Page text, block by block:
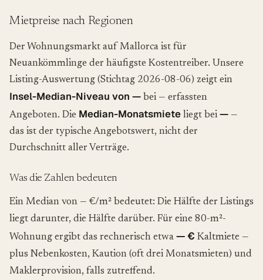
Mietpreise nach Regionen
Der Wohnungsmarkt auf Mallorca ist für
Neuankömmlinge der häufigste Kostentreiber. Unsere
Listing-Auswertung (Stichtag 2026-08-06) zeigt ein
Insel-Median-Niveau von — bei — erfassten
Angeboten. Die Median-Monatsmiete liegt bei — —
das ist der typische Angebotswert, nicht der
Durchschnitt aller Verträge.
Was die Zahlen bedeuten
Ein Median von — €/m² bedeutet: Die Hälfte der Listings
liegt darunter, die Hälfte darüber. Für eine 80-m²-
Wohnung ergibt das rechnerisch etwa — € Kaltmiete —
plus Nebenkosten, Kaution (oft drei Monatsmieten) und
Maklerprovision, falls zutreffend.